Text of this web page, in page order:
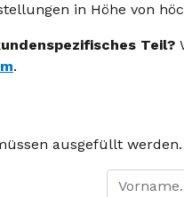
in Höhe von
Teil?
.
ausgefüllt werden.